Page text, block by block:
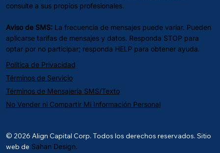
consulte a sus propios profesionales.
Aviso de SMS: La frecuencia de mensajes puede variar. Pueden
aplicarse tarifas de mensajes y datos. Responda STOP para
optar por no participar; responda HELP para obtener ayuda.
Política de Privacidad
Términos de Servicio
Términos de Mensajería SMS/Texto
No Vender ni Compartir Mi Información Personal
© 2026 Align Capital Corp. Todos los derechos reservados. Sitio
web de Sahan Design.